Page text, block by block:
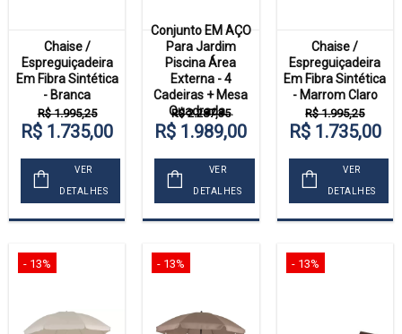
Chaise /
Espreguiçadeira
Em Fibra Sintética
- Branca
R$ 1.995,25
R$ 1.735,00
VER
DETALHES
Conjunto EM AÇO
Para Jardim
Piscina Área
Externa - 4
Cadeiras + Mesa
Quadrada...
R$ 2.287,35
R$ 1.989,00
VER
DETALHES
Chaise /
Espreguiçadeira
Em Fibra Sintética
- Marrom Claro
R$ 1.995,25
R$ 1.735,00
VER
DETALHES
- 13% - 13% - 13%